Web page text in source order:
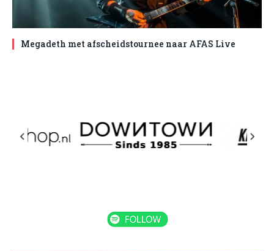
Megadeth met afscheidstournee naar AFAS Live